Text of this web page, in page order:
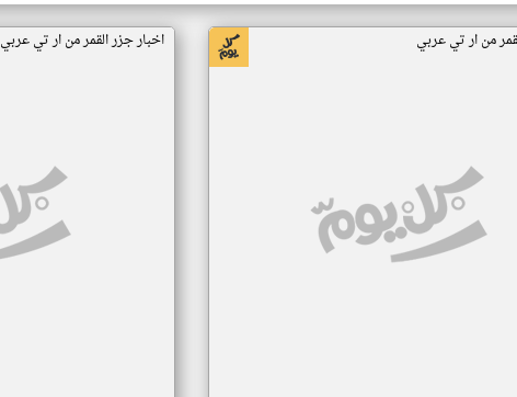
من ار تي عربي اخبار جزر القمر من ار تي عربي